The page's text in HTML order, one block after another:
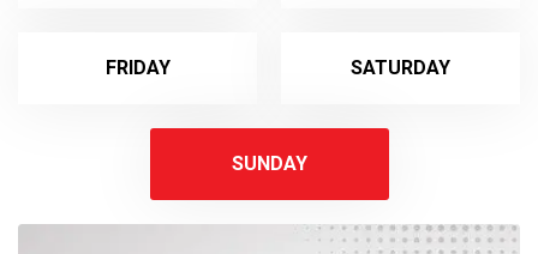
FRIDAY SATURDAY
SUNDAY